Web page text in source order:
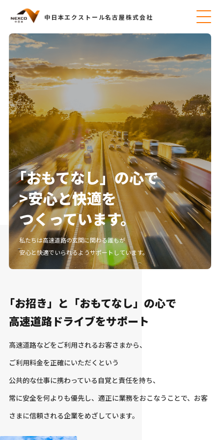
中日本エクストール名古屋株式会社
「おもてなし」の心で
>安心と快適を
つくっています。
私たちは高速道路の玄関に関わる誰もが
安心と快適でいられるようサポートしています。
「お招き」と「おもてなし」の心で
高速道路ドライブをサポート
高速道路などをご利用されるお客さまから、
ご利用料金を正確にいただくという
公共的な仕事に携わっている自覚と責任を持ち、
常に安全を何よりも優先し、適正に業務をおこなうことで、 お客
さまに信頼される企業をめざしています。